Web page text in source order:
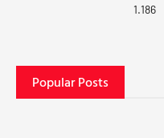
1.186
Popular Posts